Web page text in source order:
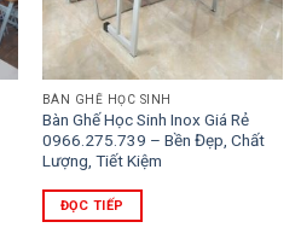
BÀN GHẾ HỌC SINH
Bàn Ghế Học Sinh Inox Giá Rẻ
0966.275.739 – Bền Đẹp, Chất
Lượng, Tiết Kiệm
ĐỌC TIẾP